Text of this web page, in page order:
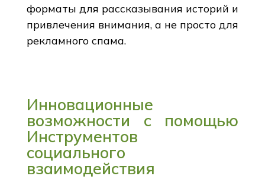
форматы для рассказывания историй и
привлечения внимания, а не просто для
рекламного спама.
Инновационные
возможности с помощью
Инструментов
социального
взаимодействия